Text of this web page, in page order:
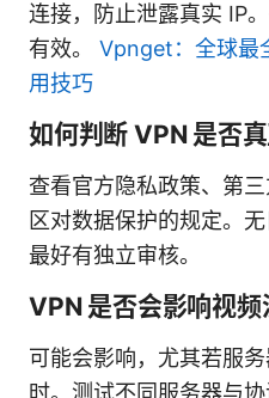
连接，防止泄露真实 IP
有效。 Vpnget：全球最
用技巧
如何判断 VPN 是否真
查看官方隐私政策、第
区对数据保护的规定。
最好有独立审核。
VPN 是否会影响视频
可能会影响，尤其若服
时。测试不同服务器与